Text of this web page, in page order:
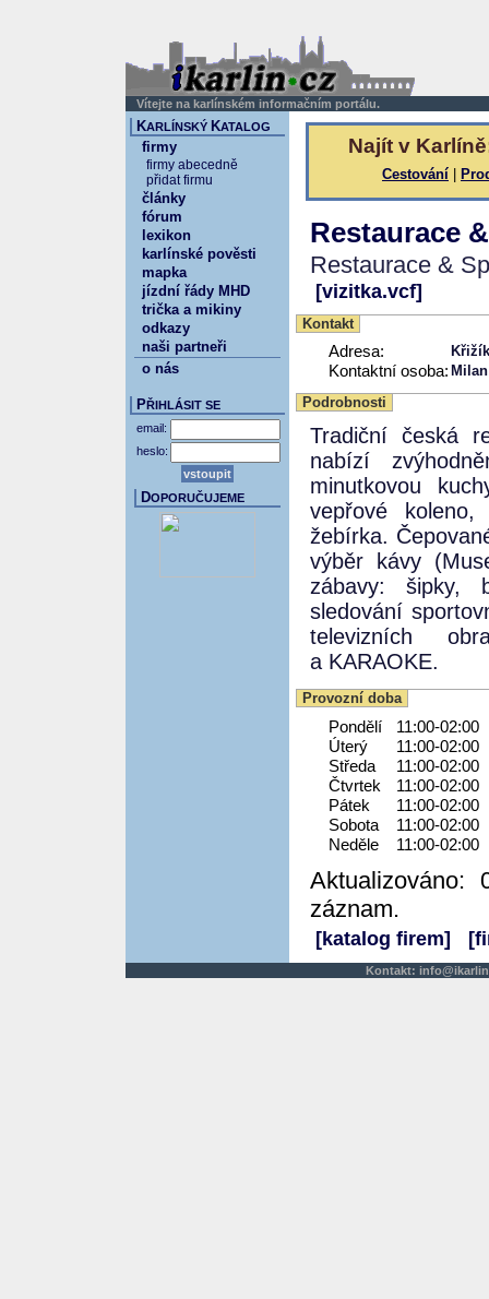
Vítejte na karlínském informačním portálu.
Najít v
Cestování
Restaurace
Restaurace &
[vizitka.vcf]
Kontakt
Adresa:
Kontaktní osoba:
Podrobnosti
Tradiční česká
nabízí
minutkovou
vepřové
žebírka.
výběr kávy
zábavy: šipky,
sledování
televizních
a KARAOKE.
Provozní doba
Pondělí
11:00-02:00
Úterý
11:00-02:00
Středa
11:00-02:00
Čtvrtek
11:00-02:00
Pátek
11:00-02:00
Sobota
11:00-02:00
Neděle
11:00-02:00
Aktualizováno:
záznam.
[katalog firem]
KARLÍNSKÝ KATALOG
firmy
firmy abecedně
přidat firmu
články
fórum
lexikon
karlínské pověsti
mapka
jízdní řády MHD
trička a mikiny
odkazy
naši partneři
o nás
PŘIHLÁSIT SE
email:
heslo:
DOPORUČUJEME
Kontakt: